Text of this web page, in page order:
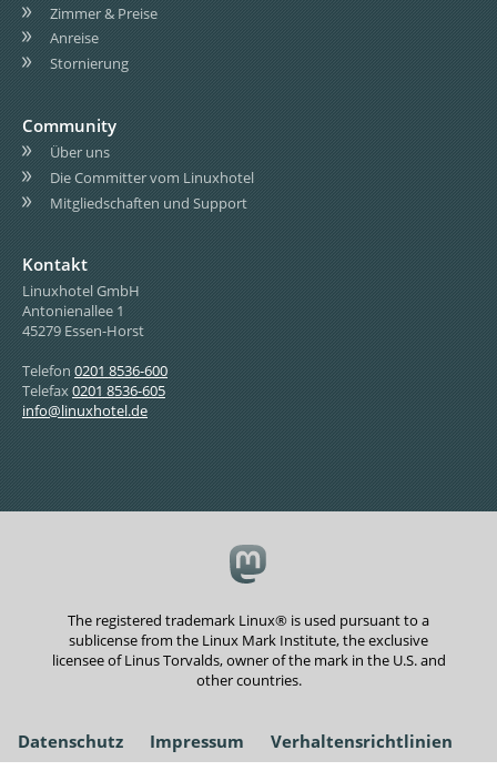
Zimmer & Preise
Anreise
Stornierung
Community
Über uns
Die Committer vom Linuxhotel
Mitgliedschaften und Support
Kontakt
Linuxhotel GmbH
Antonienallee 1
45279 Essen-Horst
Telefon 0201 8536-600
Telefax0201 8536-605
info@linuxhotel.de
The registered trademark Linux® is used pursuant to a
sublicense from the Linux Mark Institute, the exclusive
licensee of Linus Torvalds, owner of the mark in the U.S. and
other countries.
Datenschutz Impressum Verhaltensrichtlinien